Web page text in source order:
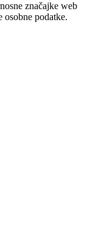
značajke web
podatke.